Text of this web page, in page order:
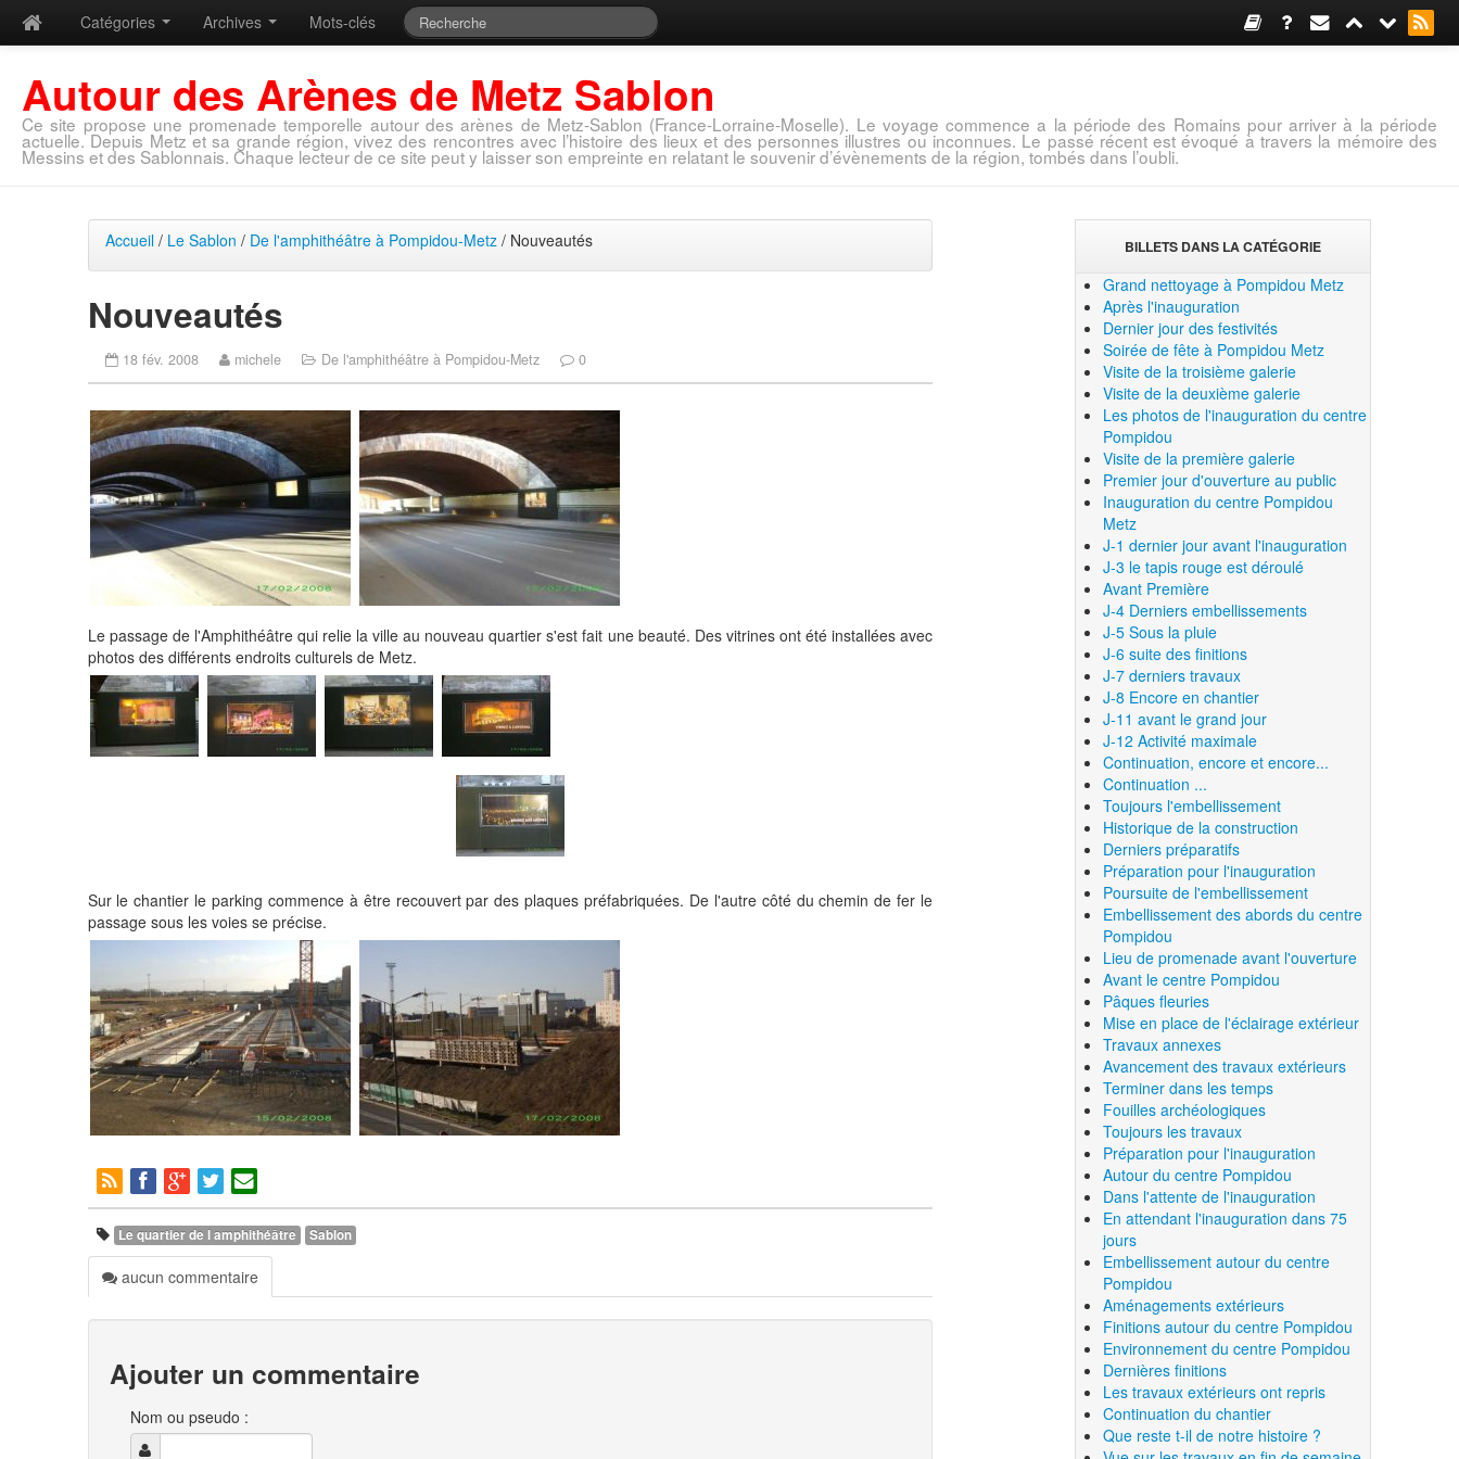
Catégories Archives Mots-clés
Autour des Arènes de Metz Sablon
Ce site propose une promenade temporelle autour des arènes de Metz-Sablon (France-Lorraine-Moselle). Le voyage commence a la période des Romains pour arriver à la période
actuelle. Depuis Metz et sa grande région, vivez des rencontres avec l’histoire des lieux et des personnes illustres ou inconnues. Le passé récent est évoqué à travers la mémoire des
Messins et des Sablonnais. Chaque lecteur de ce site peut y laisser son empreinte en relatant le souvenir d’évènements de la région, tombés dans l’oubli.
Accueil/ Le Sablon / De l'amphithéâtre à Pompidou-Metz/ Nouveautés
Nouveautés
18 fév. 2008 michele De l'amphithéâtre à Pompidou-Metz 0
Le passage de l'Amphithéâtre qui relie la ville au nouveau quartier s'est fait une beauté. Des vitrines ont été installées avec
photos des différents endroits culturels de Metz.
Sur le chantier le parking commence à être recouvert par des plaques préfabriquées. De l'autre côté du chemin de fer le
passage sous les voies se précise.
Le quartier de l amphithéâtre Sablon
aucun commentaire
Ajouter un commentaire
Nom ou pseudo :
BILLETS DANS LA CATÉGORIE
Grand nettoyage à Pompidou Metz
Après l'inauguration
Dernier jour des festivités
Soirée de fête à Pompidou Metz
Visite de la troisième galerie
Visite de la deuxième galerie
Les photos de l'inauguration du centre
Pompidou
Visite de la première galerie
Premier jour d'ouverture au public
Inauguration du centre Pompidou
Metz
J-1 dernier jour avant l'inauguration
J-3 le tapis rouge est déroulé
Avant Première
J-4 Derniers embellissements
J-5 Sous la pluie
J-6 suite des finitions
J-7 derniers travaux
J-8 Encore en chantier
J-11 avant le grand jour
J-12 Activité maximale
Continuation, encore et encore...
Continuation ...
Toujours l'embellissement
Historique de la construction
Derniers préparatifs
Préparation pour l'inauguration
Poursuite de l'embellissement
Embellissement des abords du centre
Pompidou
Lieu de promenade avant l'ouverture
Avant le centre Pompidou
Pâques fleuries
Mise en place de l'éclairage extérieur
Travaux annexes
Avancement des travaux extérieurs
Terminer dans les temps
Fouilles archéologiques
Toujours les travaux
Préparation pour l'inauguration
Autour du centre Pompidou
Dans l'attente de l'inauguration
En attendant l'inauguration dans 75
jours
Embellissement autour du centre
Pompidou
Aménagements extérieurs
Finitions autour du centre Pompidou
Environnement du centre Pompidou
Dernières finitions
Les travaux extérieurs ont repris
Continuation du chantier
Que reste t-il de notre histoire ?